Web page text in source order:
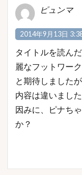
ピュンマ
2014年9月13日
タイトルを読ん
麗なフットワー
と期待しました
内容は違いました
因みに、ピナち
か？